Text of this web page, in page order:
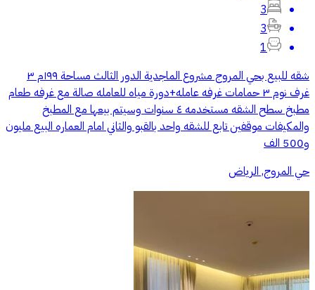
3
3
1
شقه للبيع بحي المروج مشروع الماجدية الدور الثالث مساحة ١٩٩م ٣
غرف نوم ٣ حمامات غرفه عامله+دورة مياه للعامله صالة مع غرفه طعام
مطبخ سطح الشقه مستخدمه ٤ سنوات وسيتم بيعها مع المطبخ
والمكيفات موقفين تابع للشقه واحد بالقبو والثاني امام العماره البيع مليون
و500 الف
حي المروج, الرياض